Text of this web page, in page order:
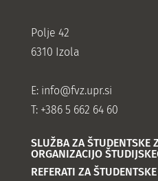
Polje 42
6310 Izola
E: info@fvz.upr.si
T: +386 5 662 64 60
SLUŽBA ZA ŠTUDENTSKE
ORGANIZACIJO
REFERATI ZA